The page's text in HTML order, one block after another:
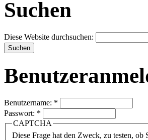
Suchen
Diese Website durchsuchen:
Benutzername: *
Passwort: *
CAPTCHA
Diese Frage hat den Zweck, zu testen,